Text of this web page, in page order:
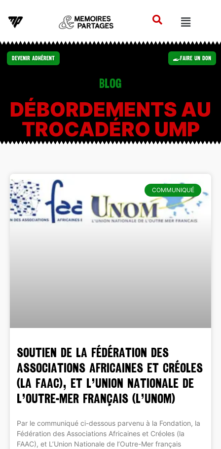
Devenir Adhérent Faire un Don
Blog
DÉBORDEMENTS AU
TROCADÉRO UMP
COMMUNIQUÉ
Soutien de la Fédération des
Associations Africaines et Créoles
(la FAAC), et L’Union Nationale de
l’Outre-Mer français (L’UNOM)
Par le communiqué ci-dessous parvenu à la Fondation, la
Fédération des Associations Africaines et Créoles (la
FAAC), et L’Union Nationale de l’Outre-Mer français